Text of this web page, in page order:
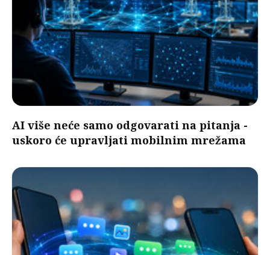
AI više neće samo odgovarati na pitanja -
uskoro će upravljati mobilnim mrežama